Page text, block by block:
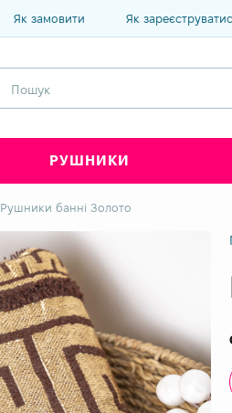
Як замовити Як
РУШНИКИ
Рушники банні Золото